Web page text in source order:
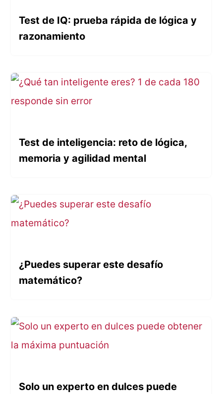
Test de IQ: prueba rápida de lógica y
razonamiento
Test de inteligencia: reto de lógica,
memoria y agilidad mental
¿Puedes superar este desafío
matemático?
Solo un experto en dulces puede